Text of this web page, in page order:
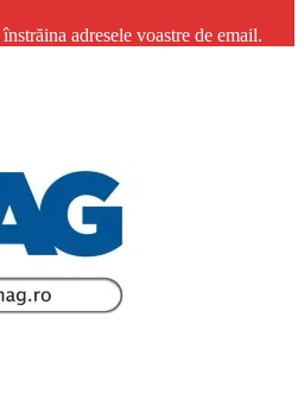
adresele voastre de email.